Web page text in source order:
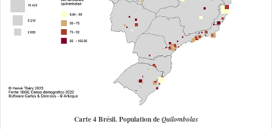
Carte 4 Brésil. Population deQuilombolas